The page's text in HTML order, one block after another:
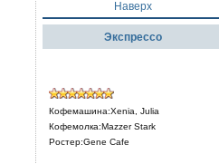
Наверх
Экспрессо
Кофемашина:Xenia, Julia
Кофемолка:Mazzer Stark
Ростер:Gene Cafe